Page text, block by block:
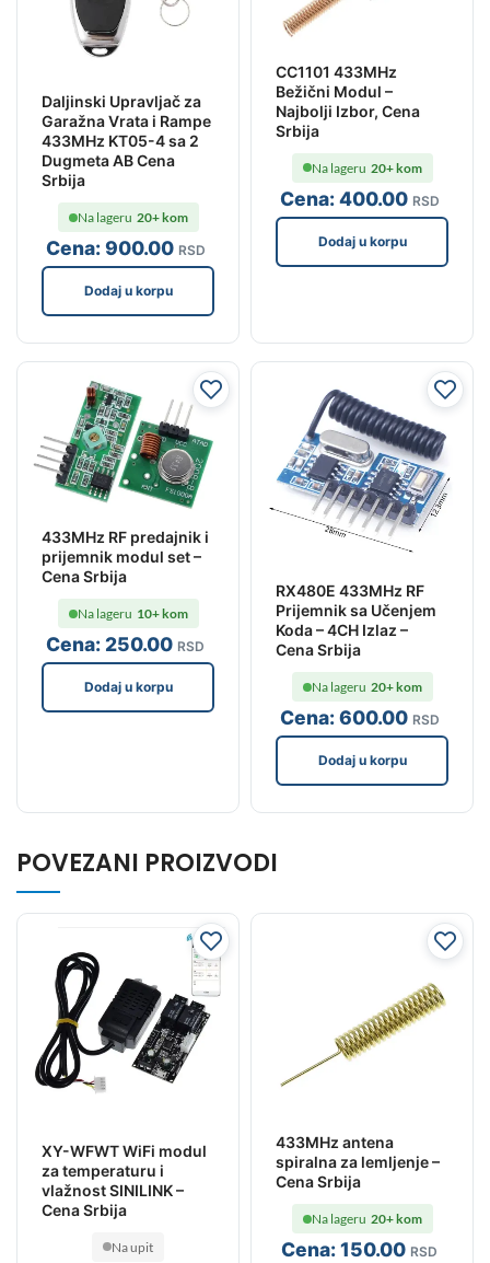
Daljinski Upravljač za
Garažna Vrata i Rampe
433MHz KT05-4 sa 2
Dugmeta AB Cena
Srbija
Cena:900.00 RSD
Na lageru 20+ kom
Dodaj u korpu
CC1101 433MHz
Bežični Modul –
Najbolji Izbor, Cena
Srbija
Cena:400.00 RSD
Na lageru 20+ kom
Dodaj u korpu
433MHz RF predajnik i
prijemnik modul set –
Cena Srbija
Cena: 250.00 RSD
Na lageru 10+ kom
Dodaj u korpu
RX480E 433MHz RF
Prijemnik sa Učenjem
Koda – 4CH Izlaz –
Cena Srbija
Cena:600.00 RSD
Na lageru 20+ kom
Dodaj u korpu
POVEZANI PROIZVODI
XY-WFWT WiFi modul
za temperaturu i
vlažnost SINILINK –
Cena Srbija
Na upit
433MHz antena
spiralna za lemljenje –
Cena Srbija
Cena:150.00 RSD
Na lageru 20+ kom